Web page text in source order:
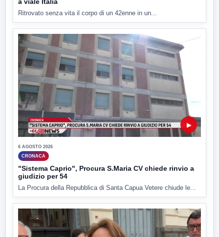
Ritrovato senza vita il corpo di un 42enne in un...
▶
6 AGOSTO 2026
CRONACA
"Sistema Caprio", Procura S.Maria CV chiede rinvio a
giudizio per 54
La Procura della Repubblica di Santa Capua Vetere chiude le...